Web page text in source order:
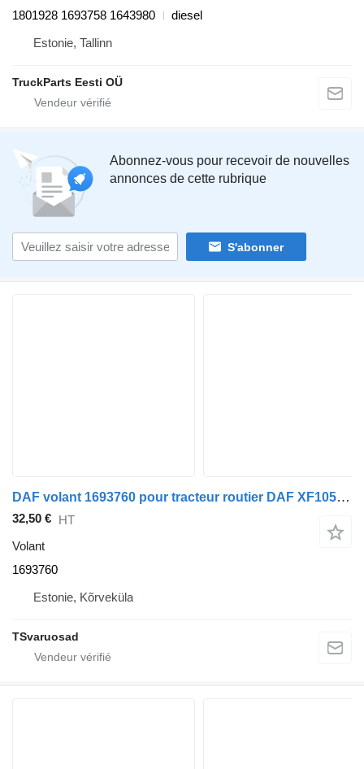
1801928 1693758 1643980
diesel
Estonie, Tallinn
TruckParts Eesti OÜ
Abonnez-vous pour recevoir de nouvelles
annonces de cette rubrique
S'abonner
DAF volant 1693760 pour tracteur routier DAF XF105-460
32,50 € HT
Volant
1693760
Estonie, Kõrveküla
TSvaruosad